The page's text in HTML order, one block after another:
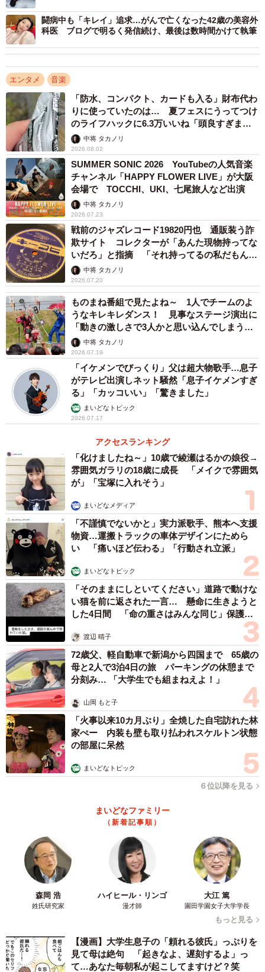
闘病中も「キレイ」追求…がんで亡くなった42歳の美容外
科医 ブログで明るく発信続け、最後は数時間かけて執筆
エンタメ 音楽
「防水、コンパクト、カードも入る」財布代わ
りに使っていたのは… 夏フェスにうってつけ
のライフハックに6.3万いいね「頭良すぎま
す」中将 タカノリ
2026.08.02
SUMMER SONIC 2026 YouTubeの人気音楽
チャンネル「HAPPY FLOWER LIVE」が大阪
会場で TOCCHI、UKI、七尾旅人など出演
中将 タカノリ
2026.07.23
戦前のジャズレコード19820円也 通販装う詐
欺サイト コレクターが「あんた現物持ってな
いだろ」と指摘 「それ持ってるの私だもん」
と論破中将 タカノリ
2026.07.20
ものまね番組で見たよね～ 1人でチームのよ
うなキレキレダンス！ 見事なステージ演出に
「動きの激しさで3人かと思い込んでしまう…
すごいな」
中将 タカノリ
2026.07.19
「イケメンでびっくり」父は超大物歌手…息子
がテレビ出演しネット騒然「息子イケメンすぎ
る」「カッコいい」「驚きました」
まいどなトピック
2026.07.17
アクセスランキング
「化けましたね～」10歳で綾瀬はるかの娘役→
雰囲気ガラリの18歳に成長 「メイクで雰囲気
が」「宝塚に入れそう」
まいどなメディア
「不謹慎でないかと」実力派歌手、熊本へ支援
物資…運搬トラックの車体デザインにためら
い 「痛いほど伝わる」「行動され立派」
まいどなトピック
「そのままにしといてください」道路で動けな
い猫を前に返された一言… 懸命に生きようと
した4日間 「命の重さはみんな同じ」保護団
渡辺 晴子
72歳父、軽自動車で新潟から四国まで 65歳の
母と2人で3泊4日の旅 パーキングの休憩まで
分刻み… 「大学生でも組まねえよ！」
山岡 もと子
「火事以来10カ月ぶり」全焼した自宅訪れた林
家ぺー 内装も壁も取り払われスケルトン状態
の部屋に呆然
まいどなトピック
６位以降を見る
まいどなファミリー
（新着記事順）
森岡 浩
姓氏研究家
ハイヒール・リンゴ
漫才師
大江 篤
園田学園女子大学学長
もっと見る
【漫画】大学生息子の「頼れる彼氏」っぷりを
見て母は絶句 「起きなよ、遅刻するよ」っ
て…あなた毎朝私が起こしてますけど？笑